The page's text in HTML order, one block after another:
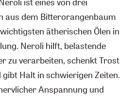
aus dem Bitterorangenbaum
ätherischen Ölen in
Neroli hilft, belastende
zu verarbeiten, schenkt Trost
Halt in schwierigen Zeiten.
Anspannung und